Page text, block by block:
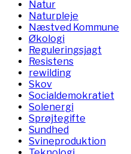
Natur
Naturpleje
Næstved Kommune
Økologi
Reguleringsjagt
Resistens
rewilding
Skov
Socialdemokratiet
Solenergi
Sprøjtegifte
Sundhed
Svineproduktion